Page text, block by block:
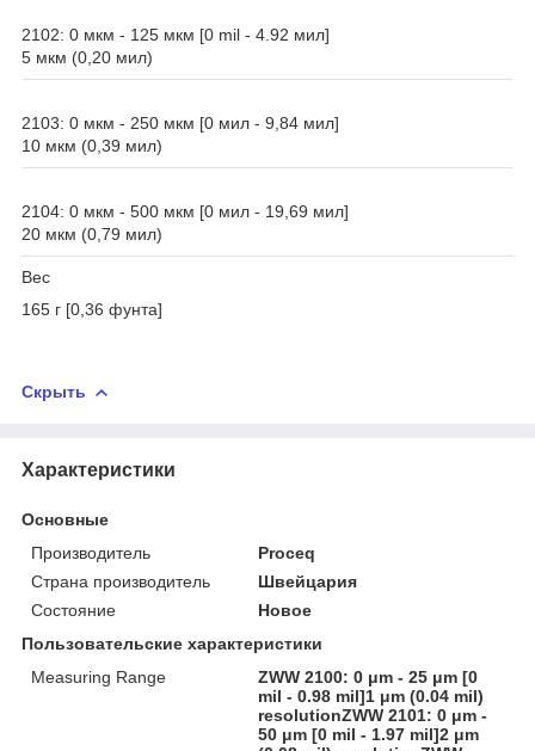
2102: 0 мкм - 125 мкм [0 mil - 4.92 мил]
5 мкм (0,20 мил)
2103: 0 мкм - 250 мкм [0 мил - 9,84 мил]
10 мкм (0,39 мил)
2104: 0 мкм - 500 мкм [0 мил - 19,69 мил]
20 мкм (0,79 мил)
Вес
165 г [0,36 фунта]
Скрыть
Характеристики
Основные
Производитель
Proceq
Страна производитель
Швейцария
Состояние
Новое
Пользовательские характеристики
Measuring Range
ZWW 2100: 0 μm - 25 μm [0
mil - 0.98 mil]1 μm (0.04 mil)
resolutionZWW 2101: 0 μm -
50 μm [0 mil - 1.97 mil]2 μm